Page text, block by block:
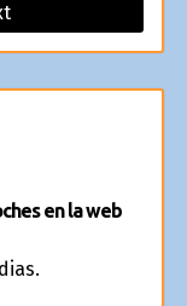
en la web